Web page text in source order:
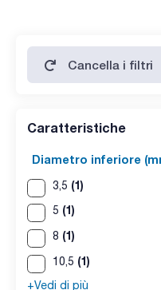
Cancella i filtri
Caratteristiche
Diametro inferiore
3,5 (1)
5 (1)
8 (1)
10,5 (1)
+Vedi di più